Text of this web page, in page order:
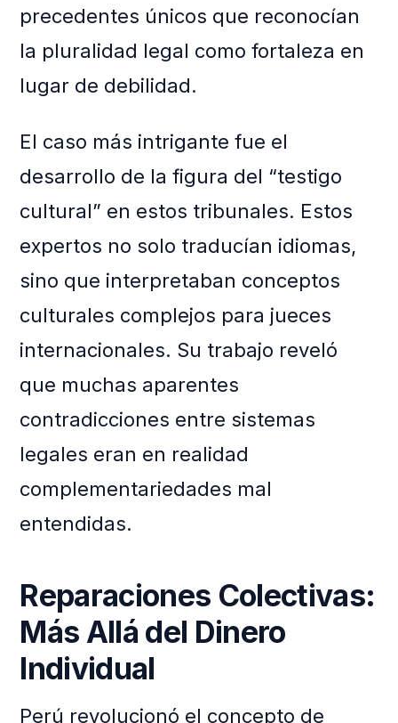
precedentes únicos que reconocían
la pluralidad legal como fortaleza en
lugar de debilidad.
El caso más intrigante fue el
desarrollo de la figura del “testigo
cultural” en estos tribunales. Estos
expertos no solo traducían idiomas,
sino que interpretaban conceptos
culturales complejos para jueces
internacionales. Su trabajo reveló
que muchas aparentes
contradicciones entre sistemas
legales eran en realidad
complementariedades mal
entendidas.
Reparaciones Colectivas:
Más Allá del Dinero
Individual
Perú revolucionó el concepto de